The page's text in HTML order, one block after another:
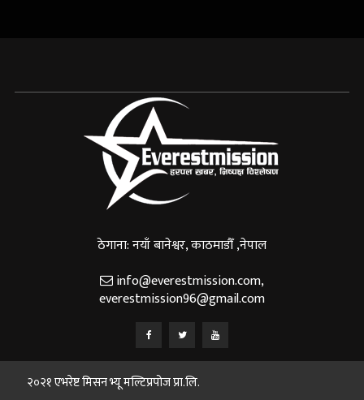
ठेगाना: नयाँ बानेश्वर, काठमाडौँ ,नेपाल
info@everestmission.com,
everestmission96@gmail.com
२०२१ एभरेष्ट मिसन भ्यू मल्टिप्रपोज प्रा.लि.